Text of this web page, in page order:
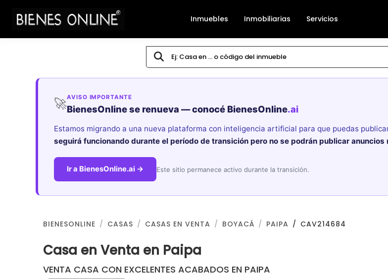
Inmuebles Inmobiliarias Servicios
🚀AVISO IMPORTANTE
BienesOnline se renueva — conocé BienesOnline.ai
Estamos migrando a una nueva plataforma con inteligencia artificial para que puedas
seguirá funcionando durante el período de transición pero no se podrán publicar anuncios
Ir a BienesOnline.ai → Este sitio permanece activo durante la transición.
BIENESONLINE CASAS CASAS EN VENTA BOYACÁ PAIPA CAV214684
Casa en Venta en Paipa
VENTA CASA CON EXCELENTES ACABADOS EN PAIPA